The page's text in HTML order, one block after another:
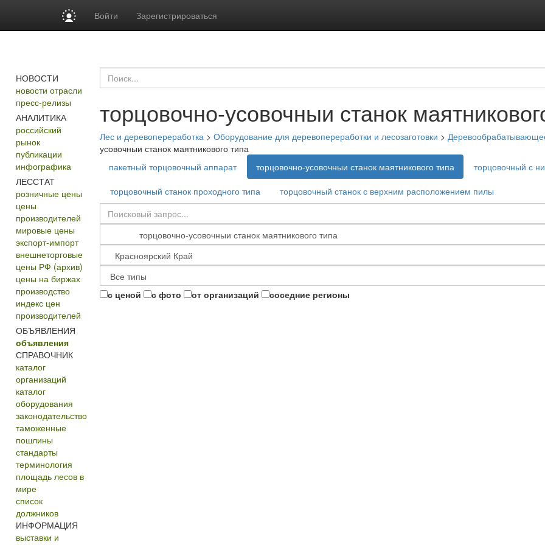
Войти Зарегистрироваться
НОВОСТИ
новости отрасли
пресс-релизы
АНАЛИТИКА
российский
рынок
публикации
инфографика
ЛЕССТАТ
розничные цены
цены
производителей
мировые цены
экспорт-импорт
внешнеторговые
цены РФ (архив)
цены на биржах
производство
индекс цен
производителей
ОБЪЯВЛЕНИЯ
объявления
СПРАВОЧНИК
каталог
организаций
каталог
оборудования
законодательство
таможенные
пошлины
стандарты
терминология
площадь лесов в
мире
список
должников
ИНФОРМАЦИЯ
выставки и
торцовочно-усовочныи станок
Лес и деревопереработка> Оборудование для деревопереработки и лесозаготовки >
усовочныи станок маятникового типа
пакетный торцовочный аппарат
торцовочно-усовочныи станок маятникового типа
торцовочный с
торцовочный станок проходного типа
торцовочный станок с верхним расположением пилы
с ценой с фото от организаций соседние регионы